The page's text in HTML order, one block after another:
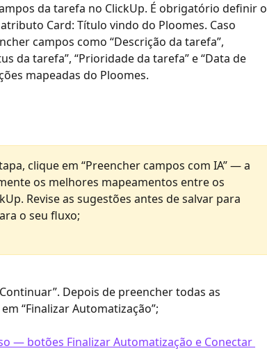
da tarefa no ClickUp. É obrigatório definir o
Card: Título vindo do Ploomes. Caso
campos como “Descrição da tarefa”,
da tarefa”, “Prioridade da tarefa” e “Data de
mapeadas do Ploomes.
clique em “Preencher campos com IA” — a
os melhores mapeamentos entre os
Revise as sugestões antes de salvar para
o seu fluxo;
Depois de preencher todas as
“Finalizar Automatização”;